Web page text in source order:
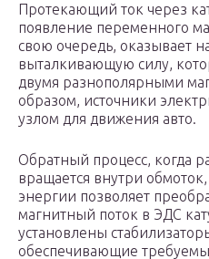
Протекающий ток через
появление переменного
свою очередь, оказывает
выталкивающую силу,
двумя разнополярными
образом, источники
узлом для движения авто.
Обратный процесс, когда
вращается внутри
энергии позволяет
магнитный поток в ЭДС
установлены
обеспечивающие